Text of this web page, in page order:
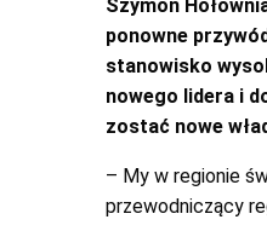
Szymon
ponowne
stanowisko
nowego lidera i
zostać nowe
– My w regionie
przewodniczący